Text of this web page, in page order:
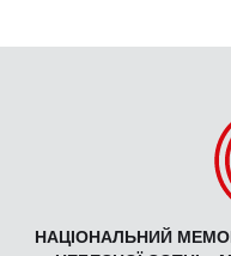
НАЦІОНАЛЬНИЙ